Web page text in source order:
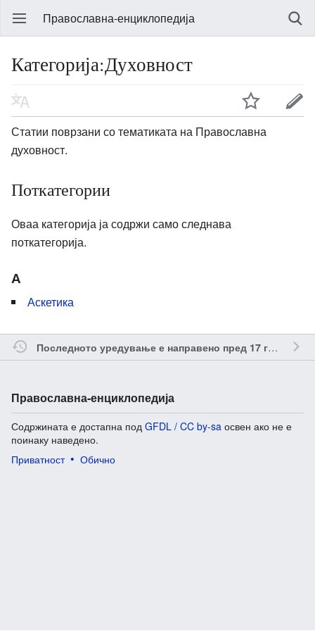
Православна-енциклопедија
Категорија:Духовност
Статии поврзани со тематиката на Православна
духовност.
Поткатегории
Оваа категорија ја содржи само следнава
поткатегорија.
А
Аскетика
Последното уредување е направено пред 17 години од
Православна-енциклопедија
Содржината е достапна под GFDL / CC by-sa освен ако не е
поинаку наведено.
Приватност
Обично